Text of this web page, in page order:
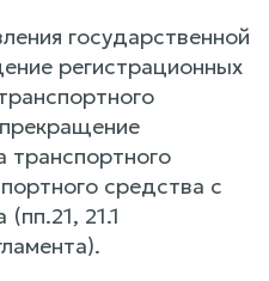
государственной
регистрационных
транспортного
средства с
21.1